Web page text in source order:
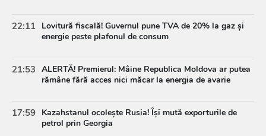
22:11 Lovitură fiscală! Guvernul pune TVA de 20% la gaz și
energie peste plafonul de consum
21:53 ALERTĂ! Premierul: Mâine Republica Moldova ar putea
rămâne fără acces nici măcar la energia de avarie
17:59 Kazahstanul ocolește Rusia! Își mută exporturile de
petrol prin Georgia